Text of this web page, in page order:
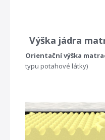
Výška jádra
Orientační výška
typu potahové látky)